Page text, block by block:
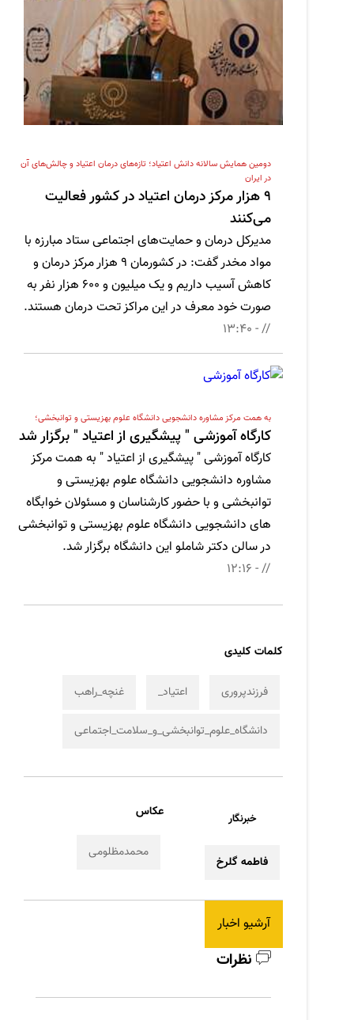
دومین همایش سالانه دانش اعتیاد؛ تازه‌های درمان اعتیاد و چالش‌های آن
در ایران
9 هزار مرکز درمان اعتیاد در کشور فعالیت
می‌کنند
مدیرکل درمان و حمایت‌های اجتماعی ستاد مبارزه با
مواد مخدر گفت: در کشورمان 9 هزار مرکز درمان و
کاهش آسیب داریم و یک میلیون و 600 هزار نفر به
صورت خود معرف در این مراکز تحت درمان هستند.
// - 13:40
به همت مرکز مشاوره دانشجویی دانشگاه علوم بهزیستی و توانبخشی؛
کارگاه آموزشی " پیشگیری از اعتیاد " برگزار شد
کارگاه آموزشی " پیشگیری از اعتیاد " به همت مرکز
مشاوره دانشجویی دانشگاه علوم بهزیستی و
توانبخشی و با حضور کارشناسان و مسئولان خوابگاه
های دانشجویی دانشگاه علوم بهزیستی و توانبخشی
در سالن دکتر شاملو این دانشگاه برگزار شد.
// - 12:16
کلمات کلیدی
فرزندپروری اعتیاد_ غنچه_راهب
دانشگاه_علوم_توانبخشی_و_سلامت_اجتماعی
خبرنگار
فاطمه گلرخ
عکاس
محمدمظلومی
آرشیو اخبار
نظرات